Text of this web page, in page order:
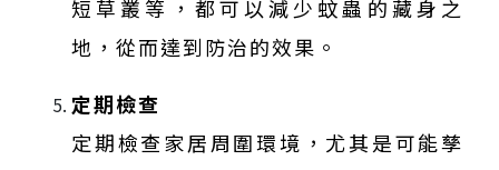
短草叢等，都可以減少蚊蟲的藏身之
地，從而達到防治的效果。
定期檢查
定期檢查家居周圍環境，尤其是可能孳